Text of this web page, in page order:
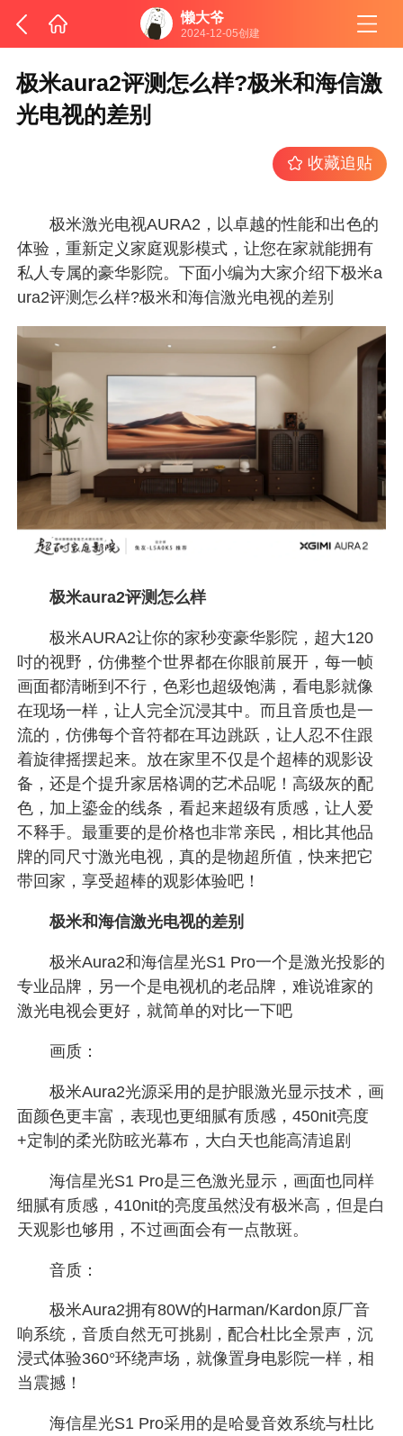
懒大爷
2024-12-05创建
极米aura2评测怎么样?极米和海信激
光电视的差别
收藏追贴
极米激光电视AURA2，以卓越的性能和出色的
体验，重新定义家庭观影模式，让您在家就能拥有
私人专属的豪华影院。下面小编为大家介绍下极米a
ura2评测怎么样?极米和海信激光电视的差别
极米aura2评测怎么样
极米AURA2让你的家秒变豪华影院，超大120
吋的视野，仿佛整个世界都在你眼前展开，每一帧
画面都清晰到不行，色彩也超级饱满，看电影就像
在现场一样，让人完全沉浸其中。而且音质也是一
流的，仿佛每个音符都在耳边跳跃，让人忍不住跟
着旋律摇摆起来。放在家里不仅是个超棒的观影设
备，还是个提升家居格调的艺术品呢！高级灰的配
色，加上鎏金的线条，看起来超级有质感，让人爱
不释手。最重要的是价格也非常亲民，相比其他品
牌的同尺寸激光电视，真的是物超所值，快来把它
带回家，享受超棒的观影体验吧！
极米和海信激光电视的差别
极米Aura2和海信星光S1 Pro一个是激光投影的
专业品牌，另一个是电视机的老品牌，难说谁家的
激光电视会更好，就简单的对比一下吧
画质：
极米Aura2光源采用的是护眼激光显示技术，画
面颜色更丰富，表现也更细腻有质感，450nit亮度
+定制的柔光防眩光幕布，大白天也能高清追剧
海信星光S1 Pro是三色激光显示，画面也同样
细腻有质感，410nit的亮度虽然没有极米高，但是白
天观影也够用，不过画面会有一点散斑。
音质：
极米Aura2拥有80W的Harman/Kardon原厂音
响系统，音质自然无可挑剔，配合杜比全景声，沉
浸式体验360°环绕声场，就像置身电影院一样，相
当震撼！
海信星光S1 Pro采用的是哈曼音效系统与杜比